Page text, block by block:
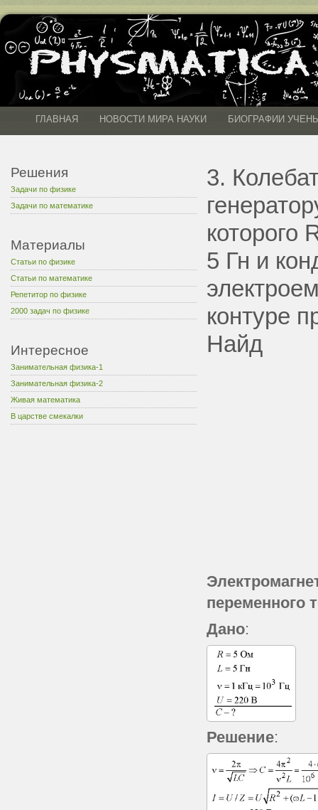
ГЛАВНАЯ НОВОСТИ МИРА НАУКИ БИОГРАФИИ
Решения
Задачи по физике
Задачи по математике
Материалы
Статьи по физике
Статьи по математике
Репетитор по физике
2000 задач по физике
Интересное
Занимательная физика-1
Занимательная физика-2
Живая математика
В царстве смекалки
3.
которого
5 Гн и
контуре
Найд
переменного
Дано:
Решение: